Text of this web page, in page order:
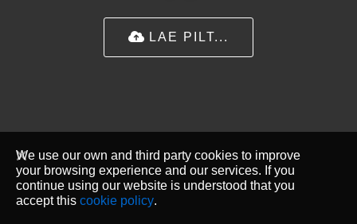
LAE PILT...
We use our own and third party cookies to improve
your browsing experience and our services. If you
continue using our website is understood that you
accept this cookie policy.